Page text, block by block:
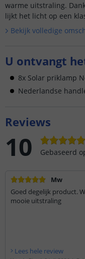
warme uitstraling.
lijkt het licht op een
gron...
Bekijk volledige
U ontvangt
8x Solar priklamp
Nederlandse
Reviews
10 Gebaseerd
Mw
Goed degelijk product.
mooie uitstraling
Lees hele review